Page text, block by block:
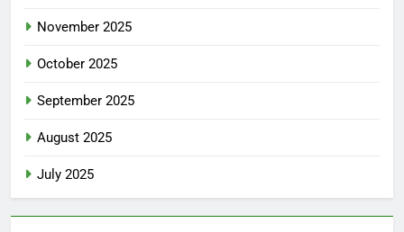
November 2025
October 2025
September 2025
August 2025
July 2025